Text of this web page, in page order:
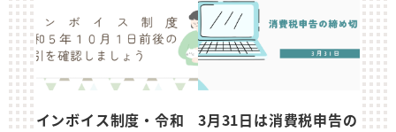
インボイス制度・令和
3月31日は消費税申告の